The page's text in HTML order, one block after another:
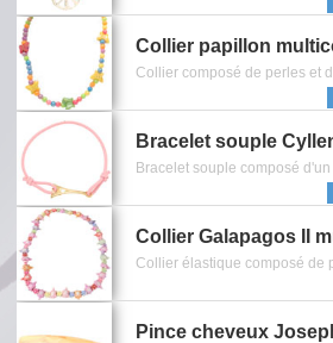
Collier papillon